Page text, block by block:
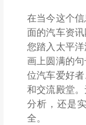
在当今这个
面的汽车资
您踏入太平
画上圆满的
位汽车爱好
和交流殿堂
分析，还是
全。